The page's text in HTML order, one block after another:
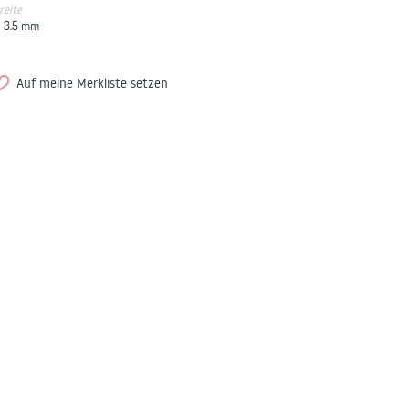
3.5 mm
Auf meine Merkliste setzen